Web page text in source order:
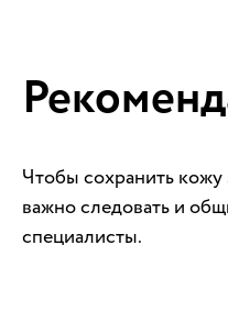
Чтобы сохранить
важно следовать и
специалисты.